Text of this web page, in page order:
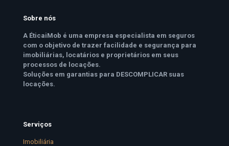
Sobre nós
A ÉticaiMob é uma empresa especialista em seguros
com o objetivo de trazer facilidade e segurança para
imobiliárias, locatários e proprietários em seus
processos de locações.
Soluções em garantias para DESCOMPLICAR suas
locações.
Serviços
Imobiliária